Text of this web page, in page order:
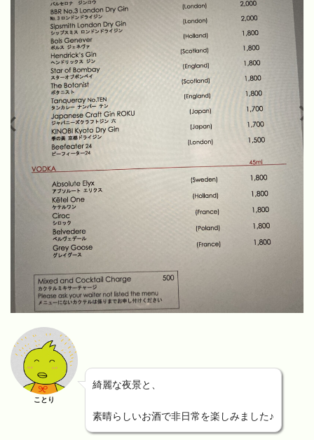
ことり
綺麗な夜景と、
素晴らしいお酒で非日常を楽しみました♪